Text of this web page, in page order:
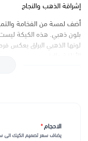
إشراقة الذهب والنجاح
أضف لمسة من الفخامة
بلون ذهبي. هذه الكيكة ليست
لونها الذهبي البراق
مع كل قضمة، ستشعر
الاحجام*
يضاف سعر تصميم الكيك الى